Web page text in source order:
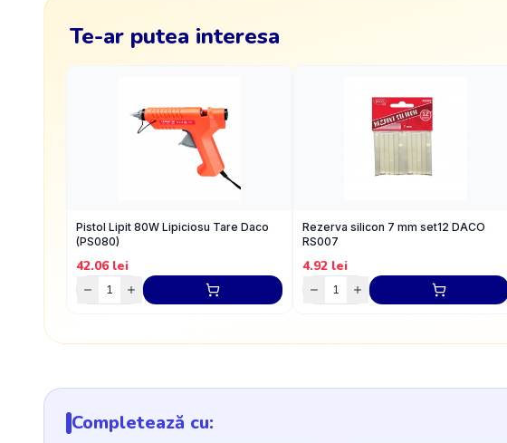
Te-ar putea interesa
Pistol Lipit 80W Lipiciosu Tare Daco
(PS080)
42.06lei
Rezerva silicon 7 mm set12 DACO
RS007
4.92 lei
Completează cu: